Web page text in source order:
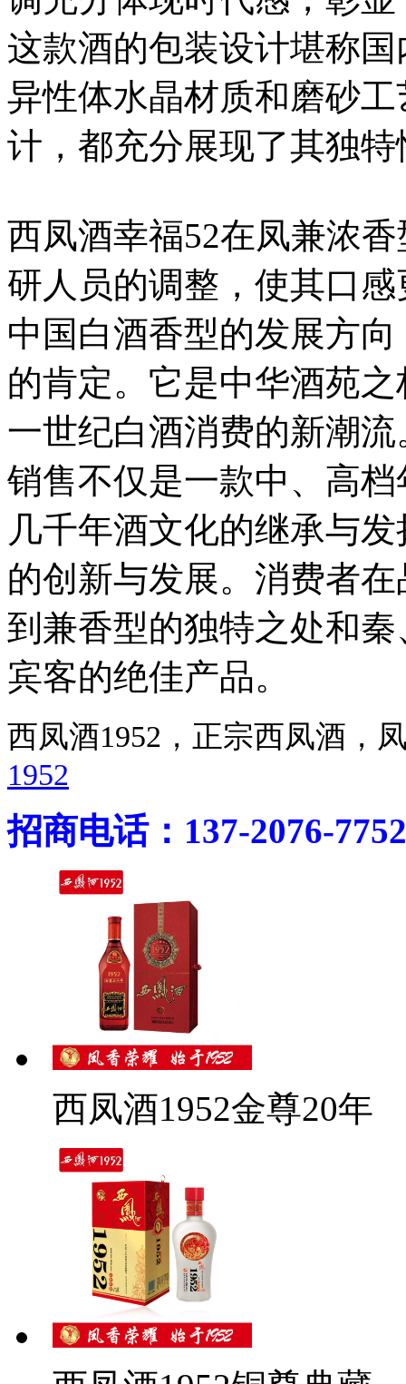
这款酒的包装设计堪称
异性体水晶材质和磨砂
计，都充分展现了其独
西凤酒幸福52在凤兼浓
研人员的调整，使其口
中国白酒香型的发展方
的肯定。它是中华酒苑
一世纪白酒消费的新潮
销售不仅是一款中、高
几千年酒文化的继承与
的创新与发展。消费者
到兼香型的独特之处和
宾客的绝佳产品。
西凤酒1952，正宗西凤酒
1952
招商电话：137-2076-7752
西凤酒1952金尊20年